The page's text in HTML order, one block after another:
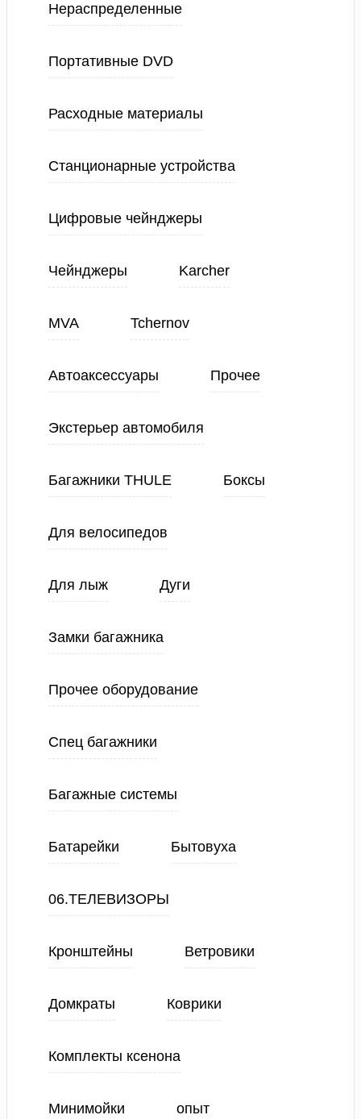
Нераспределенные
Портативные DVD
Расходные материалы
Станционарные устройства
Цифровые чейнджеры
Чейнджеры Karcher
MVA Tchernov
Автоаксессуары Прочее
Экстерьер автомобиля
Багажники THULE Боксы
Для велосипедов
Для лыж Дуги
Замки багажника
Прочее оборудование
Спец багажники
Багажные системы
Батарейки Бытовуха
06.ТЕЛЕВИЗОРЫ
Кронштейны Ветровики
Домкраты Коврики
Комплекты ксенона
Минимойки опыт